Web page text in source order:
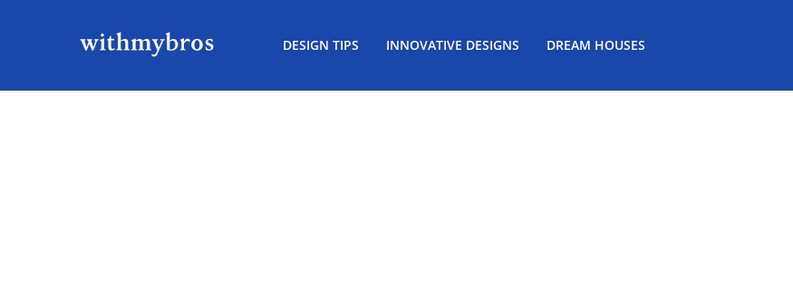
DESIGN TIPS INNOVATIVE DESIGNS DREAM HOUSES